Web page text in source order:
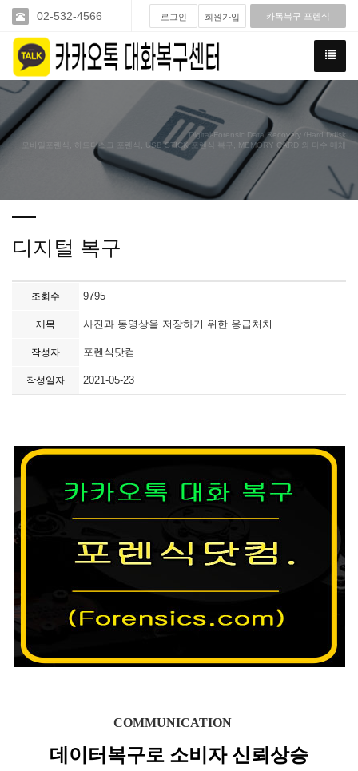
02-532-4566 로그인 회원가입 카톡복구 포렌식
Digital-Forensic Data Recovery /Hard Ddisk
모바일포렌식, 하드디스크 포렌식, USB STICK 포렌식 복구, MEMORY CARD 외 다수 매체
디지털 복구
조회수 9795
제목 사진과 동영상을 저장하기 위한 응급처치
작성자 포렌식닷컴
작성일자 2021-05-23
COMMUNICATION
데이터복구로 소비자 신뢰상승